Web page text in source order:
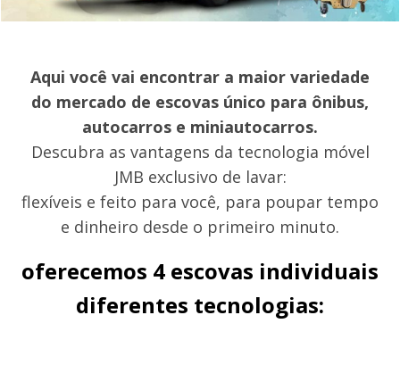
Aqui você vai encontrar a maior variedade
do mercado de escovas único para ônibus,
autocarros e miniautocarros.
Descubra as vantagens da tecnologia móvel
JMB exclusivo de lavar:
flexíveis e feito para você, para poupar tempo
e dinheiro desde o primeiro minuto.
oferecemos 4 escovas individuais
diferentes tecnologias: